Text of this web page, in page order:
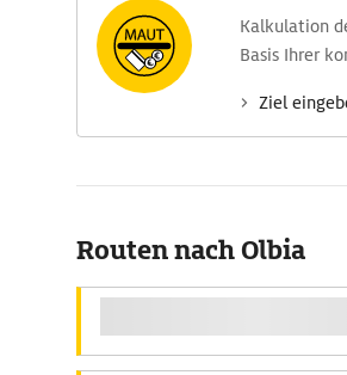
Kalkulation
Basis Ihrer
Ziel
Routen nach Olbia